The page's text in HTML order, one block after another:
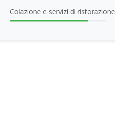
Colazione e servizi di ristorazione